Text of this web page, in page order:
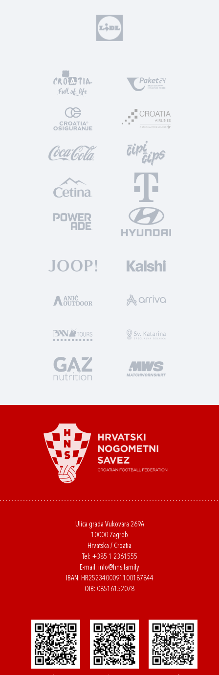
Ulica grada Vukovara 269A
10000 Zagreb
Hrvatska / Croatia
Tel: +385 1 2361555
E-mail: info@hns.family
IBAN: HR2523400091100187844
OIB: 08516152078